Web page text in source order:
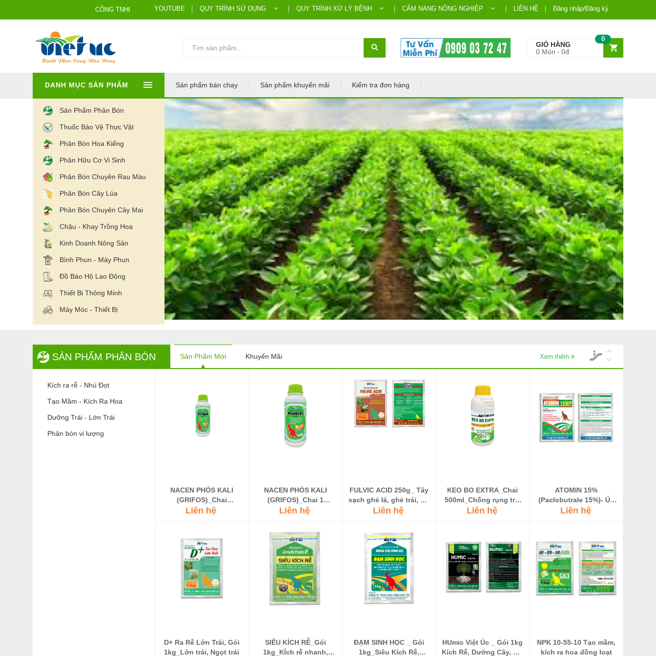
CÔNG TNHH HÓA SINH VIỆT ÚC YOUTUBE QUY TRÌNH SỬ DỤNG QUY TRÌNH XỬ LÝ BỆNH CẨM NANG NÔNG NGHIỆP LIÊN HỆ Đăng nhập/Đăng ký
GIỎ HÀNG
0
0 Món 0đ
DANH MỤC SẢN PHẨM Sản phẩm bán chạy Sản phẩm khuyến mãi Kiểm tra đơn hàng
Sản Phẩm Phân Bón
Thuốc Bảo Vệ Thực Vật
Phân Bón Hoa Kiểng
Phân Hữu Cơ Vi Sinh
Phân Bón Chuyên Rau Màu
Phân Bón Cây Lúa
Phân Bón Chuyên Cây Mai
Chậu - Khay Trồng Hoa
Kinh Doanh Nông Sản
Bình Phun - Máy Phun
Đồ Bảo Hộ Lao Động
Thiết Bị Thông Minh
Máy Móc - Thiết Bị
SẢN PHẨM PHÂN BÓN Sản Phẩm Mới Khuyến Mãi Xem thêm
Kích ra rễ - Nhú Đọt
Tạo Mầm - Kích Ra Hoa
Dưỡng Trái - Lớn Trái
Phân bón vi lượng
NACEN PHÓS KALI
(GRIFOS)_Chai
500ml_Tạo mầm hoa, già
Liên hệ
NACEN PHÓS KALI
(GRIFOS)_Chai 1
Lít_Tạo mầm hoa, già lá
Liên hệ
FULVIC ACID 250g_ Tây
sạch ghẻ lá, ghẻ trái, nở
lá nhanh, bóng lá
Liên hệ
KEO BO EXTRA_Chai
500ml_Chống rụng trái
thần tốc, dai cuống, đậu
Liên hệ
ATOMIN 15%
(Paclobutrale 15%)- Úc
chế sinh trưởng, Tạo
Liên hệ
D+ Ra Rễ Lớn Trái, Gói
1kg_Lớn trái, Ngọt trái
SIÊU KÍCH RỄ_Gói
1kg_KÍch rễ nhanh,
ĐẠM SINH HỌC _ Gói
1kg_Siêu Kích Rễ,
HUmic Việt Úc _ Gói 1kg
Kích Rễ, Dưỡng Cây, Cải
NPK 10-55-10 Tạo mầm,
kích ra hoa đồng loạt